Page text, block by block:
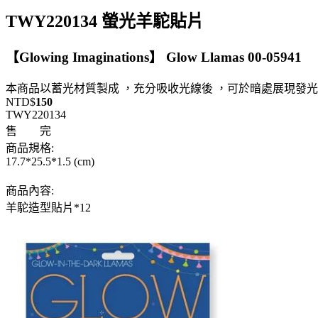
TWY220134 螢光羊駝貼片
【Glowing Imaginations】 Glow Llamas 00-05941
本商品以蓄光材質製成 ，充分吸收光線後 ，可於暗處展現發
NTD$150
TWY220134
售 完
商品規格:
17.7*25.5*1.5 (cm)
商品內容:
羊駝造型貼片*12